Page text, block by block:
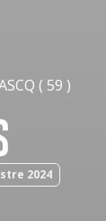
( 59 )
2024